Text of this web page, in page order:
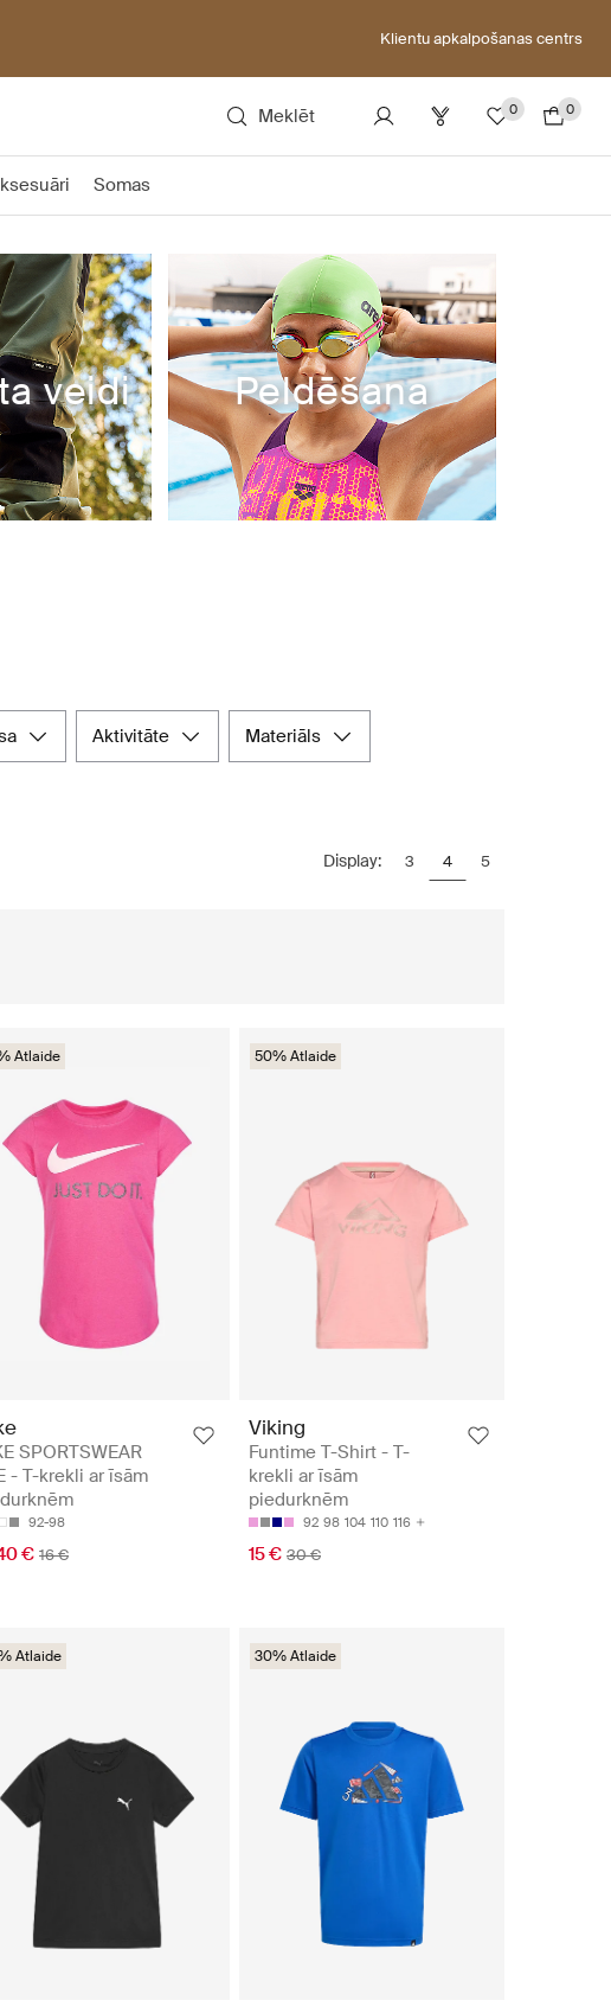
Klientu apkalpošanas centrs
Meklēt 0 0
Somas
veidi Peldēšana
aktivitāte materiāls
Display: 3 4 5
Atlaide
SPORTSWEAR
- T-krekli ar īsām
92-98
€ 16 €
50% Atlaide
Viking
Funtime T-Shirt - T-
krekli ar īsām
piedurknēm
92 98 104 110 116
15 € 30 €
Atlaide 30% Atlaide